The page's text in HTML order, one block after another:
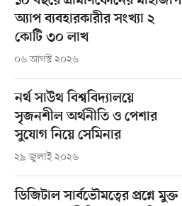
অ্যাপ ব্যবহারকারীর সংখ্যা ২
কোটি ৩০ লাখ
০৬ আগস্ট ২০২৬
নর্থ সাউথ বিশ্ববিদ্যালয়ে
সৃজনশীল অর্থনীতি ও পেশার
সুযোগ নিয়ে সেমিনার
২৯ জুলাই ২০২৬
ডিজিটাল সার্বভৌমত্বের প্রশ্নে মুক্ত